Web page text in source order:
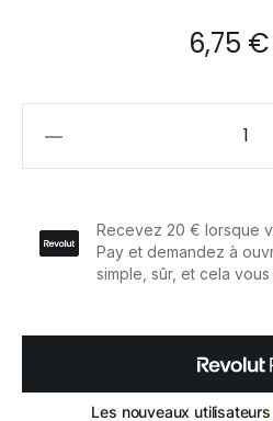
6,75 €
Bigoudis
90mm
quantity